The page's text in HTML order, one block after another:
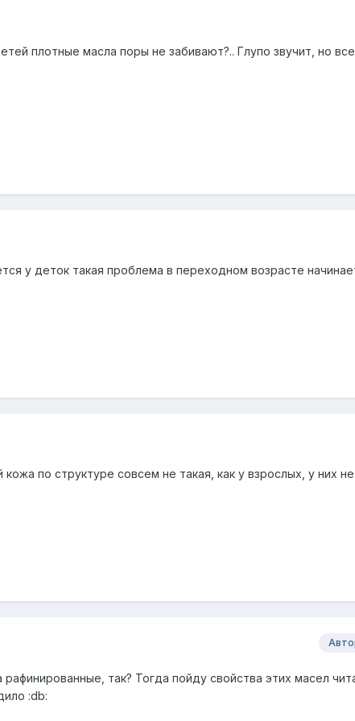
плотные масла поры не забивают?.. Глупо звучит, но
у деток такая проблема в переходном возрасте
по структуре совсем не такая, как у взрослых, у них
так? Тогда пойду свойства этих масел
:db: